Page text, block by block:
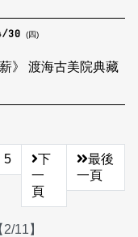
30 (四)
》 渡海古美院典藏
5
下
一
頁
最後
一頁
11】